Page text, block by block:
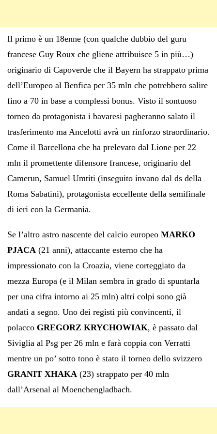
Il primo è un 18enne (con qualche dubbio del guru
francese Guy Roux che gliene attribuisce 5 in più…)
originario di Capoverde che il Bayern ha strappato prima
dell’Europeo al Benfica per 35 mln che potrebbero salire
fino a 70 in base a complessi bonus. Visto il sontuoso
torneo da protagonista i bavaresi pagheranno salato il
trasferimento ma Ancelotti avrà un rinforzo straordinario.
Come il Barcellona che ha prelevato dal Lione per 22
mln il promettente difensore francese, originario del
Camerun, Samuel Umtiti (inseguito invano dal ds della
Roma Sabatini), protagonista eccellente della semifinale
di ieri con la Germania.
Se l’altro astro nascente del calcio europeo MARKO
PJACA (21 anni), attaccante esterno che ha
impressionato con la Croazia, viene corteggiato da
mezza Europa (e il Milan sembra in grado di spuntarla
per una cifra intorno ai 25 mln) altri colpi sono già
andati a segno. Uno dei registi più convincenti, il
polacco GREGORZ KRYCHOWIAK, è passato dal
Siviglia al Psg per 26 mln e farà coppia con Verratti
mentre un po’ sotto tono è stato il torneo dello svizzero
GRANIT XHAKA (23) strappato per 40 mln
dall’Arsenal al Moenchengladbach.